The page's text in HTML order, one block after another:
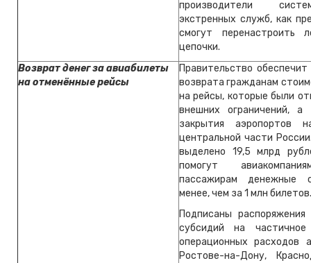
производители
экстренных служб, как
смогут перенастроить
цепочки.
Возврат денег за авиабилеты
на отменённые рейсы
Правительство
возврата гражданам
на рейсы, которые были
внешних ограничений,
закрытия
центральной части
выделено 19,5 млрд
помогут
пассажирам денежные
менее, чем за 1 млн билетов.
Подписаны
субсидий на частичное
операционных расходов
Ростове-на-Дону,